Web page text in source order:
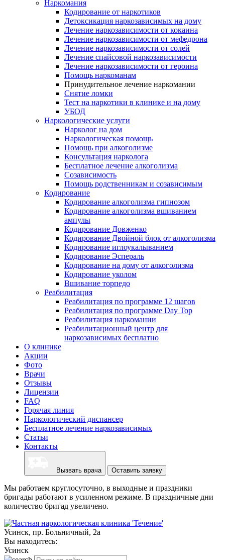
Наркомания
Кодирование от наркотиков
Детоксикация наркозависимых на дому
Лечение наркозависимости от кокаина
Лечение наркозависимости от мефедрона
Лечение наркозависимости от солей
Лечение спайсовой наркозависимости
Лечение наркозависимости от героина
Помощь наркоманам
Принудительное лечение наркомании
Снятие ломки
Тест на наркотики в клинике и на дому
УБОД
Наркологические услуги
Нарколог на дом
Наркологическая помощь
Помощь при алкоголизме
Консультация нарколога
Бесплатное лечение алкоголизма
Созависимость
Помощь родственникам и созависимым
Кодирование
Кодирование алкоголизма гипнозом
Кодирование алкоголизма вшиванием
ампулы
Кодирование Довженко
Кодирование Двойной блок от алкоголизма
Кодирование иглоукалыванием
Кодирование Эспераль
Кодирование на дому от алкоголизма
Кодирование уколом
Вшивание торпедо
Реабилитация
Реабилитация по программе 12 шагов
Реабилитация по программе Day Top
Реабилитация наркомании
Реабилитационный центр для
наркозависимых бесплатно
О клинике
Акции
Фото
Врачи
Отзывы
Лицензии
FAQ
Горячая линия
Наркологический диспансер
Бесплатное лечение наркозависимых
Статьи
Контакты
Вызвать врача Оставить заявку
Мы работаем круглосуточно, в выходные и праздники
бригады работают в усиленном режиме. В праздничные дни
количество бригад увеличено.
Усинск, пр. Больничный, 2а
Вы находитесь:
Усинск